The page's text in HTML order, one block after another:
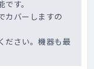
す。
カバーしますの
ださい。機器も最